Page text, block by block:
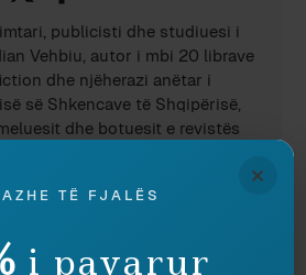
publicisti dhe studiuesi i
Vehbiu, autor i mbi 20 librave
dhe njëherazi anëtar i
së Shkencave të Shqipërisë,
dhe botuesit e revistës
×
TË FJALËS
i pavarur